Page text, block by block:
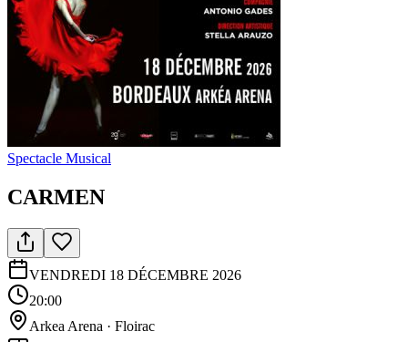
Spectacle Musical
CARMEN
VENDREDI 18 DÉCEMBRE 2026
20:00
Arkea Arena · Floirac